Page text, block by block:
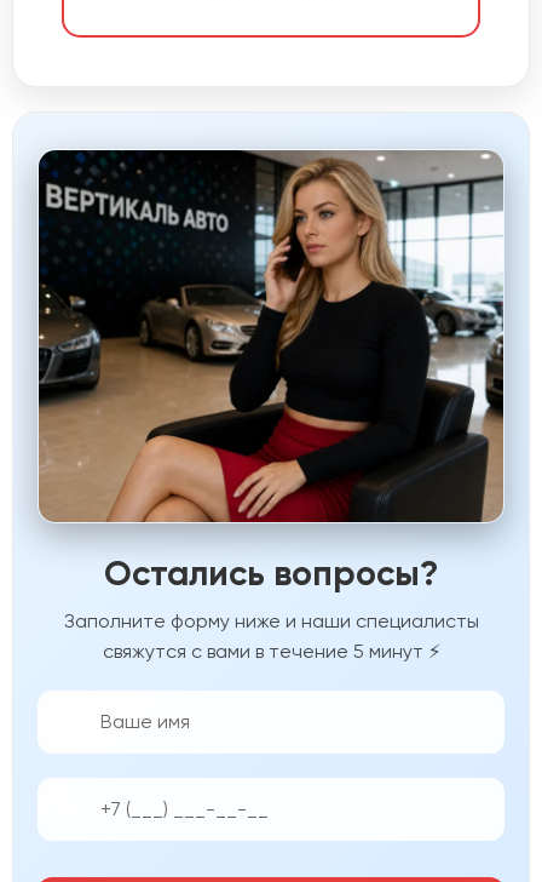
Остались вопросы?
Заполните форму ниже и наши специалисты
свяжутся с вами в течение 5 минут ⚡